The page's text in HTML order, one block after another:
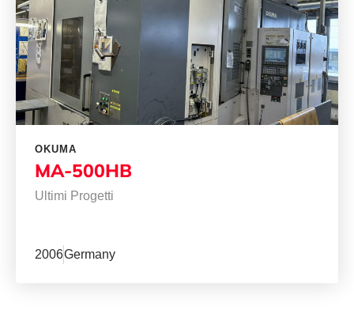
OKUMA
MA-500HB
Ultimi Progetti
2006Germany